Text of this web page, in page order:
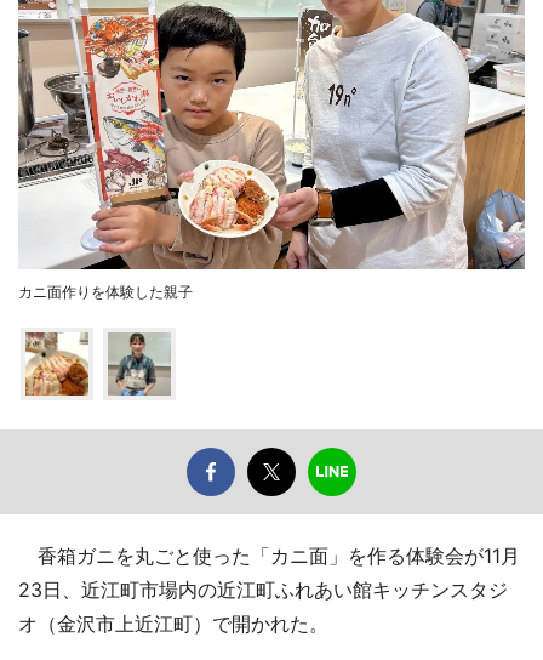
カニ面作りを体験した親子
香箱ガニを丸ごと使った「カニ面」を作る体験会が11月
23日、近江町市場内の近江町ふれあい館キッチンスタジ
オ（金沢市上近江町）で開かれた。